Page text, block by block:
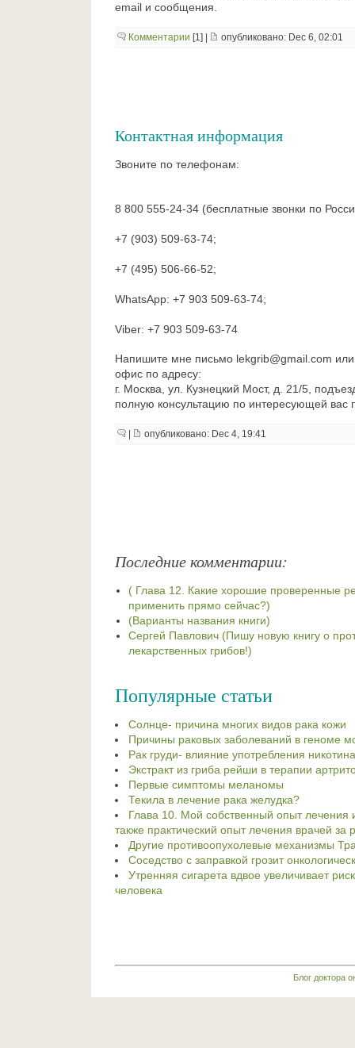
email и сообщения.
Комментарии [1] | опубликовано: Dec 6, 02:01
Контактная информация
Звоните по телефонам:
8 800 555-24-34 (бесплатные звонки по
+7 (903) 509-63-74;
+7 (495) 506-66-52;
WhatsApp: +7 903 509-63-74;
Viber: +7 903 509-63-74
Напишите мне письмо lekgrib@gmail.com
офис по адресу:
г. Москва, ул. Кузнецкий Мост, д. 21/5,
полную консультацию по интересующей вас
опубликовано: Dec 4, 19:41
Последние комментарии:
( Глава 12. Какие хорошие проверенные
применить прямо сейчас?)
(Варианты названия книги)
Сергей Павлович (Пишу новую книгу о
лекарственных грибов!)
Популярные статьи
Солнце- причина многих видов рака кожи
Причины раковых заболеваний в геноме
Рак груди- влияние употребления никотина
Экстракт из гриба рейши в терапии
Первые симптомы меланомы
Текила в лечение рака желудка?
Глава 10. Мой собственный опыт лечения
также практический опыт лечения врачей за
Другие противоопухолевые механизмы
Соседство с заправкой грозит
Утренняя сигарета вдвое увеличивает
человека
Блог доктора